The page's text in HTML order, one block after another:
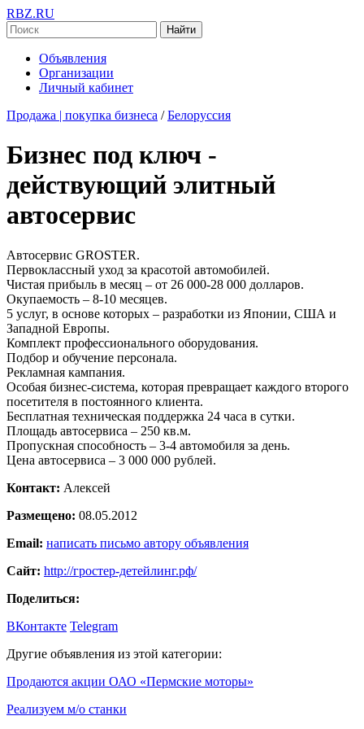
RBZ.RU
Найти
Объявления
Организации
Личный кабинет
Продажа | покупка бизнеса / Белоруссия
Бизнес под ключ -
действующий элитный
автосервис
Автосервис GROSTER.
Первоклассный уход за красотой автомобилей.
Чистая прибыль в месяц – от 26 000-28 000 долларов.
Окупаемость – 8-10 месяцев.
5 услуг, в основе которых – разработки из Японии, США и
Западной Европы.
Комплект профессионального оборудования.
Подбор и обучение персонала.
Рекламная кампания.
Особая бизнес-система, которая превращает каждого второго
посетителя в постоянного клиента.
Бесплатная техническая поддержка 24 часа в сутки.
Площадь автосервиса – 250 кв.м.
Пропускная способность – 3-4 автомобиля за день.
Цена автосервиса – 3 000 000 рублей.
Контакт: Алексей
Размещено: 08.05.2012
Email: написать письмо автору объявления
Сайт: http://гростер-детейлинг.рф/
Поделиться:
ВКонтакте Telegram
Другие объявления из этой категории:
Продаются акции ОАО «Пермские моторы»
Реализуем м/о станки